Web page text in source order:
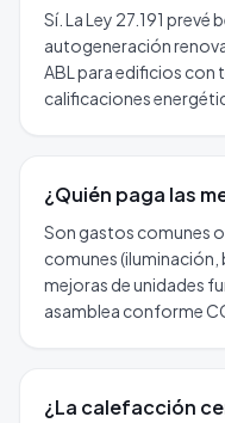
Sí. La Ley 27.191 prevé
autogeneración
ABL para edificios con
calificaciones
¿Quién paga las
Son gastos comunes
comunes (iluminación,
mejoras de unidades
asamblea conforme
¿La calefacción